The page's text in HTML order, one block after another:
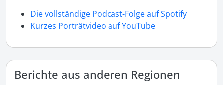
Die vollständige Podcast-Folge auf Spotify
Kurzes Porträtvideo auf YouTube
Berichte aus anderen Regionen